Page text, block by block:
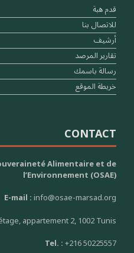
قدم هبة
للاتصال بنا
أرشيف
تقارير المرصد
رسالة باسمك
خريطة الموقع
CONTACT
Alimentaire et de
l’Environnement (OSAE)
E-mail :info@osae-marsad.org
appartement 2, 1002 Tunis
Tel. :+216 50225557